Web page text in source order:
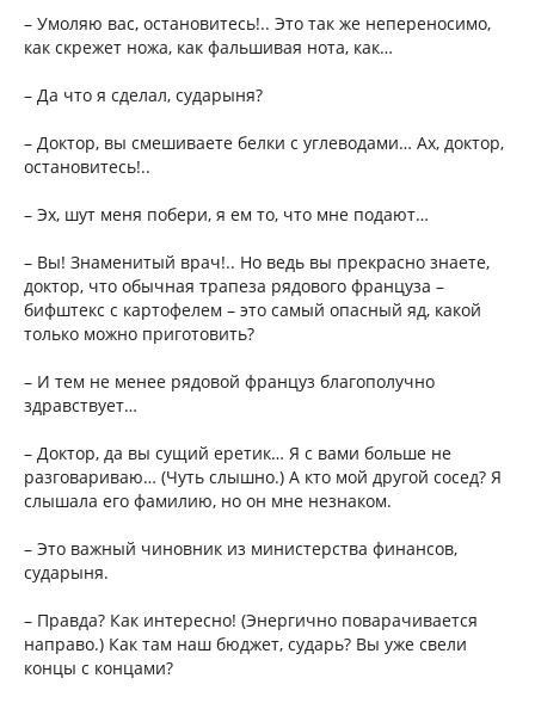
– Умоляю вас, остановитесь!.. Это так же непереносимо,
как скрежет ножа, как фальшивая нота, как…
– Да что я сделал, сударыня?
– Доктор, вы смешиваете белки с углеводами… Ах, доктор,
остановитесь!..
– Эх, шут меня побери, я ем то, что мне подают…
– Вы! Знаменитый врач!.. Но ведь вы прекрасно знаете,
доктор, что обычная трапеза рядового француза –
бифштекс с картофелем – это самый опасный яд, какой
только можно приготовить?
– И тем не менее рядовой француз благополучно
здравствует…
– Доктор, да вы сущий еретик… Я с вами больше не
разговариваю… (Чуть слышно.) А кто мой другой сосед? Я
слышала его фамилию, но он мне незнаком.
– Это важный чиновник из министерства финансов,
сударыня.
– Правда? Как интересно! (Энергично поварачивается
направо.) Как там наш бюджет, сударь? Вы уже свели
концы с концами?